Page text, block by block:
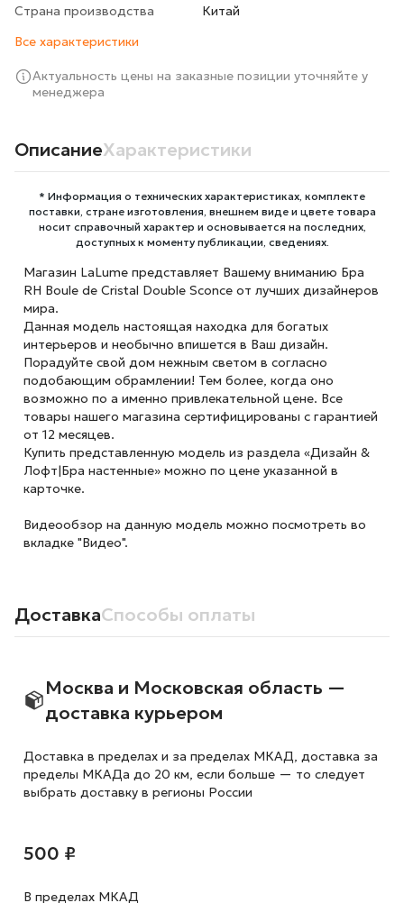
Страна производства
Китай
Все характеристики
Актуальность цены на заказные позиции уточняйте у
менеджера
ОписаниеХарактеристики
* Информация о технических характеристиках, комплекте
поставки, стране изготовления, внешнем виде и цвете товара
носит справочный характер и основывается на последних,
доступных к моменту публикации, сведениях.
Магазин LaLume представляет Вашему вниманию Бра
RH Boule de Cristal Double Sconce от лучших дизайнеров
мира.
Данная модель настоящая находка для богатых
интерьеров и необычно впишется в Ваш дизайн.
Порадуйте свой дом нежным светом в согласно
подобающим обрамлении! Тем более, когда оно
возможно по а именно привлекательной цене. Все
товары нашего магазина сертифицированы с гарантией
от 12 месяцев.
Купить представленную модель из раздела «Дизайн &
Лофт|Бра настенные» можно по цене указанной в
карточке.
Видеообзор на данную модель можно посмотреть во
вкладке "Видео".
ДоставкаСпособы оплаты
Москва и Московская область —
доставка курьером
Доставка в пределах и за пределах МКАД, доставка за
пределы МКАДа до 20 км, если больше — то следует
выбрать доставку в регионы России
500 ₽
В пределах МКАД